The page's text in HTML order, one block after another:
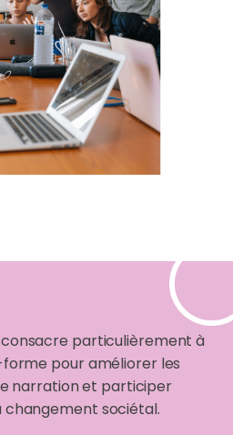
particulièrement à
pour améliorer les
narration et participer
sociétal.